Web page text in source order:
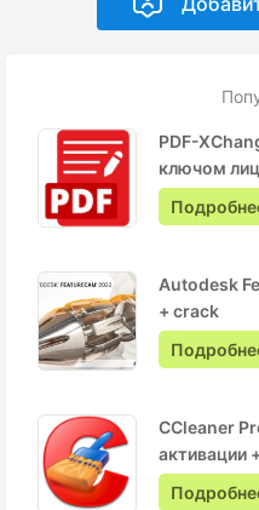
PDF-
ключом
Autodesk
+ crack
CCleaner
активации